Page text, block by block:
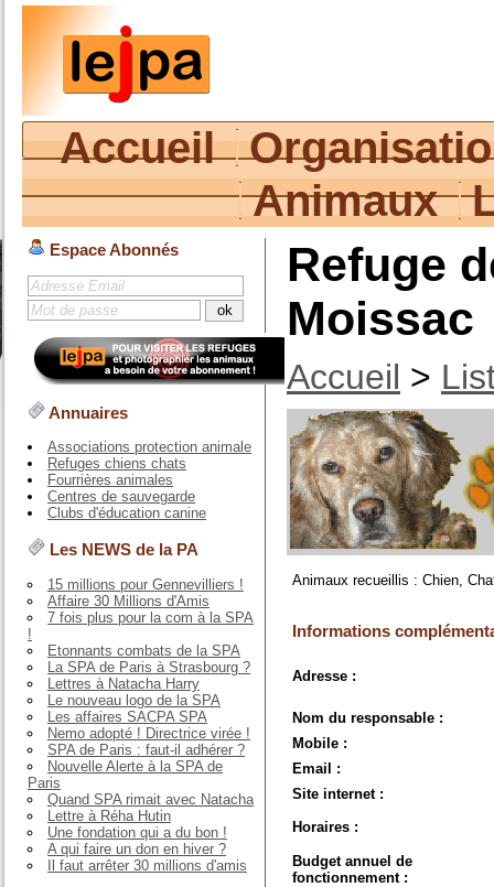
Accueil
Animaux
Espace Abonnés
Annuaires
Associations protection animale
Refuges chiens chats
Fourrières animales
Centres de sauvegarde
Clubs d'éducation canine
Les NEWS de la PA
15 millions pour Gennevilliers !
Affaire 30 Millions d'Amis
7 fois plus pour la com à la SPA
!
Etonnants combats de la SPA
La SPA de Paris à Strasbourg ?
Lettres à Natacha Harry
Le nouveau logo de la SPA
Les affaires SACPA SPA
Nemo adopté ! Directrice virée !
SPA de Paris : faut-il adhérer ?
Nouvelle Alerte à la SPA de
Paris
Quand SPA rimait avec Natacha
Lettre à Réha Hutin
Une fondation qui a du bon !
A qui faire un don en hiver ?
Il faut arrêter 30 millions d'amis
Refuge
Moissac
Accueil >
Animaux recueillis : Chien,
Informations
Adresse :
Nom du responsable :
Mobile :
Email :
Site internet :
Horaires :
Budget annuel de
fonctionnement :